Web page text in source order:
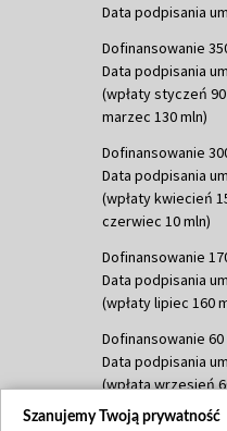
Data podpisania
Dofinansowanie
Data podpisania
(wpłaty styczeń
marzec 130 mln)
Dofinansowanie
Data podpisania
(wpłaty kwiecień
czerwiec 10 mln)
Dofinansowanie
Data podpisania
(wpłaty lipiec 160
Dofinansowanie 60
Data podpisania
(wpłata wrzesień
Dofinansowanie 635
Szanujemy Twoją prywatność